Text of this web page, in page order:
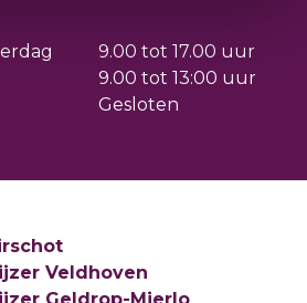
en dinsdagmiddag.
Sterrenlaan 15 in
9.00 tot 17.00 uur
9.00 tot 13:00 uur
Gesloten
Veldhoven